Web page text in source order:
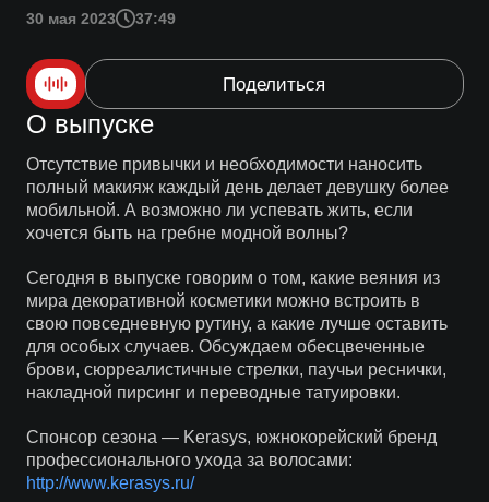
30 мая 2023 37:49
Поделиться
О выпуске
Отсутствие привычки и необходимости наносить
полный макияж каждый день делает девушку более
мобильной. А возможно ли успевать жить, если
хочется быть на гребне модной волны?
Сегодня в выпуске говорим о том, какие веяния из
мира декоративной косметики можно встроить в
свою повседневную рутину, а какие лучше оставить
для особых случаев. Обсуждаем обесцвеченные
брови, сюрреалистичные стрелки, паучьи реснички,
накладной пирсинг и переводные татуировки.
Спонсор сезона — Kerasys, южнокорейский бренд
профессионального ухода за волосами:
http://www.kerasys.ru/